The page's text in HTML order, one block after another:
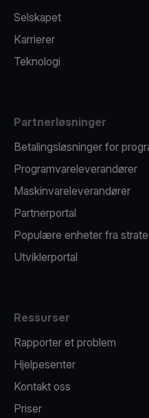
Selskapet
Karrierer
Teknologi
Partnerløsninger
Betalingsløsninger for
Programvareleverandører
Maskinvareleverandører
Partnerportal
Populære enheter fra
Utviklerportal
Ressurser
Rapporter et problem
Hjelpesenter
Kontakt oss
Priser